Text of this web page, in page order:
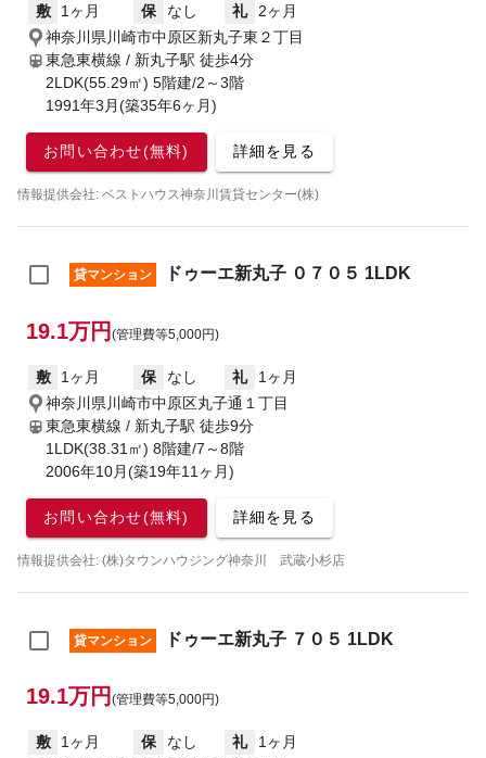
敷 1ヶ月 保 なし 礼
2ヶ月
神奈川県川崎市中原区新丸子東２丁目
東急東横線 / 新丸子駅 徒歩4分
2LDK(55.29㎡) 5階建/2～3階
1991年3月(築35年6ヶ月)
お問い合わせ(無料) 詳細を見る
情報提供会社: ベストハウス神奈川賃貸センター(株)
貸マンション ドゥーエ新丸子 ０７０５ 1LDK
19.1万円 (管理費等5,000円)
敷 1ヶ月 保 なし 礼
1ヶ月
神奈川県川崎市中原区丸子通１丁目
東急東横線 / 新丸子駅 徒歩9分
1LDK(38.31㎡) 8階建/7～8階
2006年10月(築19年11ヶ月)
お問い合わせ(無料) 詳細を見る
情報提供会社: (株)タウンハウジング神奈川 武蔵小杉店
貸マンション ドゥーエ新丸子 ７０５ 1LDK
19.1万円 (管理費等5,000円)
敷 1ヶ月 保 なし 礼
1ヶ月